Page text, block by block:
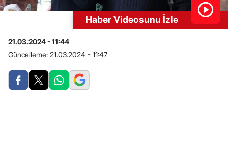
Haber Videosunu İzle
21.03.2024 - 11:44
Güncelleme: 21.03.2024 - 11:47